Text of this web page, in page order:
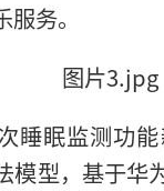
务。
睡眠监测功
模型，基于华